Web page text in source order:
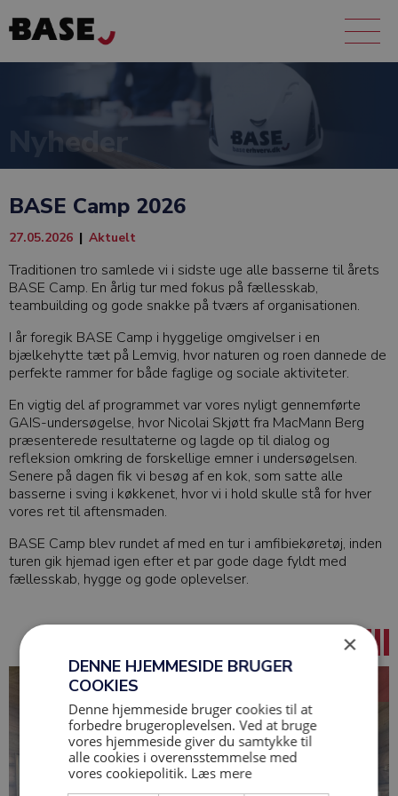
Nyheder
BASE Camp 2026
27.05.2026 | Aktuelt
Traditionen tro samlede vi i sidste uge alle basserne til årets
BASE Camp. En årlig tur med fokus på fællesskab,
teambuilding og gode snakke på tværs af organisationen.
I år foregik BASE Camp i hyggelige omgivelser i en
bjælkehytte tæt på Lemvig, hvor naturen og roen dannede de
perfekte rammer for både faglige og sociale aktiviteter.
En vigtig del af programmet var vores nyligt gennemførte
GAIS-undersøgelse, hvor Nicolai Skjøtt fra MacMann Berg
præsenterede resultaterne og lagde op til dialog og
refleksion omkring de forskellige emner i undersøgelsen.
Senere på dagen fik vi besøg af en kok, som satte alle
basserne i sving i køkkenet, hvor vi i hold skulle stå for hver
vores ret til aftensmaden.
BASE Camp blev rundet af med en tur i amfibiekøretøj, inden
turen gik hjemad igen efter et par gode dage fyldt med
fællesskab, hygge og gode oplevelser.
×
DENNE HJEMMESIDE BRUGER
COOKIES
Denne hjemmeside bruger cookies til at
forbedre brugeroplevelsen. Ved at bruge
vores hjemmeside giver du samtykke til
alle cookies i overensstemmelse med
vores cookiepolitik. Læs mere